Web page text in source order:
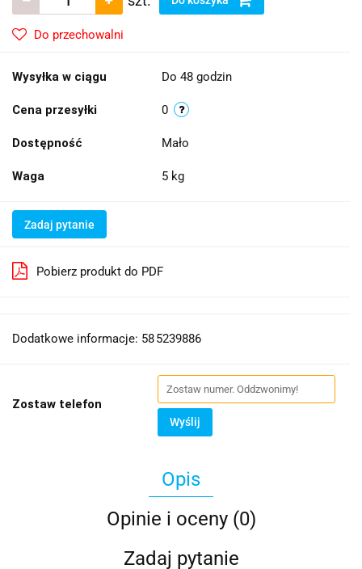
Do przechowalni
Wysyłka w ciągu Do 48 godzin
Cena przesyłki 0
Dostępność Mało
Waga 5 kg
Zadaj pytanie
Pobierz produkt do PDF
Dodatkowe informacje: 58 5239886
Zostaw telefon
Wyślij
Opis
Opinie i oceny (0)
Zadaj pytanie